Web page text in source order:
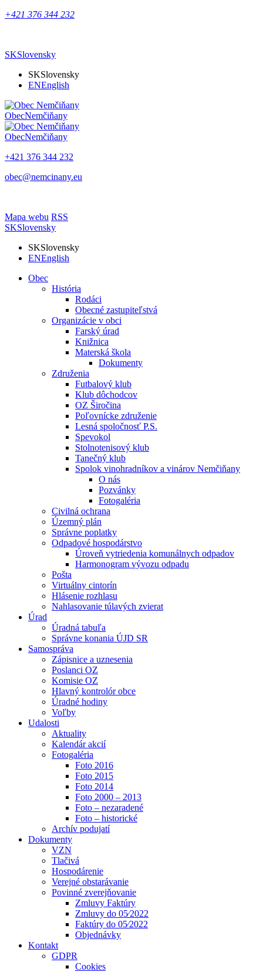
+421 376 344 232
SKSlovensky
SKSlovensky
ENEnglish
ObecNemčiňany
ObecNemčiňany
+421 376 344 232
obec@nemcinany.eu
Mapa webu RSS
SKSlovensky
SKSlovensky
ENEnglish
Obec
História
Rodáci
Obecné zastupiteľstvá
Organizácie v obci
Farský úrad
Knižnica
Materská škola
Dokumenty
Združenia
Futbalový klub
Klub dôchodcov
OZ Širočina
Poľovnícke združenie
Lesná spoločnosť P.S.
Spevokol
Stolnotenisový klub
Tanečný klub
Spolok vinohradníkov a vinárov Nemčiňany
O nás
Pozvánky
Fotogaléria
Civilná ochrana
Územný plán
Správne poplatky
Odpadové hospodárstvo
Úroveň vytriedenia komunálnych odpadov
Harmonogram vývozu odpadu
Pošta
Virtuálny cintorín
Hlásenie rozhlasu
Nahlasovanie túlavých zvierat
Úrad
Úradná tabuľa
Správne konania ÚJD SR
Samospráva
Zápisnice a uznesenia
Poslanci OZ
Komisie OZ
Hlavný kontrolór obce
Úradné hodiny
Voľby
Udalosti
Aktuality
Kalendár akcií
Fotogaléria
Foto 2016
Foto 2015
Foto 2014
Foto 2000 – 2013
Foto – nezaradené
Foto – historické
Archív podujatí
Dokumenty
VZN
Tlačivá
Hospodárenie
Verejné obstarávanie
Povinné zverejňovanie
Zmluvy Faktúry
Zmluvy do 05⁄2022
Faktúry do 05⁄2022
Objednávky
Kontakt
GDPR
Cookies